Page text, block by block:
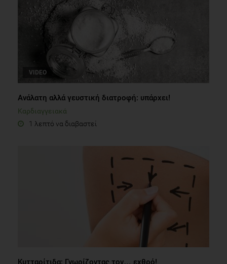
VIDEO
Ανάλατη αλλά γευστική διατροφή: υπάρχει!
Καρδιαγγειακά
1 λεπτό να διαβαστεί
Κυτταρίτιδα: Γνωρίζοντας τον… εχθρό!